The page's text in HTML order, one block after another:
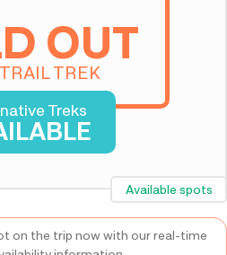
OUT
TREK
Treks
Available spots
on the trip now with our real-time